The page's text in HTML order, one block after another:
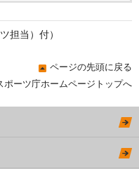
担当）付）
ページの先頭に戻る
ポーツ庁ホームページトップへ